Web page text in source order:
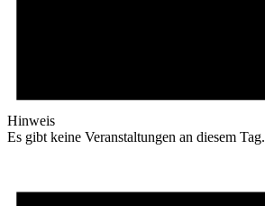
Hinweis
Es gibt keine Veranstaltungen an diesem Tag.